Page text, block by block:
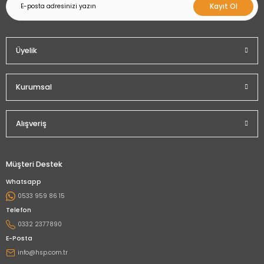
Kayıt Ol
Üyelik
Kurumsal
Alışveriş
Müşteri Destek
Whatsapp
0533 959 86 15
Telefon
0332 2377890
E-Posta
info@hsp.com.tr